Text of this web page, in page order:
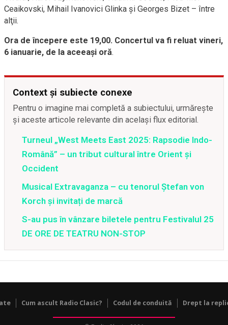
Ceaikovski, Mihail Ivanovici Glinka şi Georges Bizet – între
alţii.
Ora de începere este 19,00. Concertul va fi reluat vineri,
6 ianuarie, de la aceeaşi oră.
Context și subiecte conexe
Pentru o imagine mai completă a subiectului, urmărește
și aceste articole relevante din același flux editorial.
Turneul „West Meets East 2025: Rapsodie Indo-
Română” – un tribut cultural între Orient și
Occident
Musical Extravaganza – cu tenorul Ștefan von
Korch și invitați de marcă
S-au pus în vânzare biletele pentru Festivalul 25
DE ORE DE TEATRU NON-STOP
Cum ascult Radio Clasic? Codul de conduită Drept la